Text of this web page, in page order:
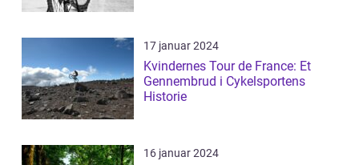
17 januar 2024
Kvindernes Tour de France: Et
Gennembrud i Cykelsportens
Historie
16 januar 2024